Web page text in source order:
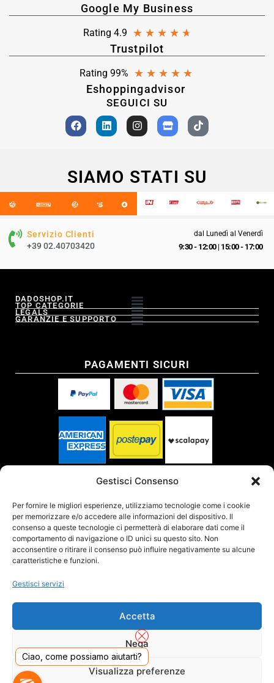
Gestisci Consenso
Per fornire le migliori esperienze, utilizziamo tecnologie come i cookie
per memorizzare e/o accedere alle informazioni del dispositivo. Il
consenso a queste tecnologie ci permetterà di elaborare dati come il
comportamento di navigazione o ID unici su questo sito. Non
acconsentire o ritirare il consenso può influire negativamente su alcune
caratteristiche e funzioni.
Gestisci servizi
Accetta
Nega
Visualizza preferenze
Google My Business
Rating 4.9 ★ ★ ★ ★ ★
Trustpilot
Rating 99% ★ ★ ★ ★ ★
Eshoppingadvisor
SEGUICI SU
SIAMO STATI SU
Servizio Clienti
+39 02.40703420
dal Lunedì al Venerdì
9:30 - 12:00| 15:00 - 17:00
DADOSHOP.IT
TOP CATEGORIE
LEGALS
GARANZIE E SUPPORTO
PAGAMENTI SICURI
SITO CERTIFICATO
Ciao, come possiamo aiutarti?